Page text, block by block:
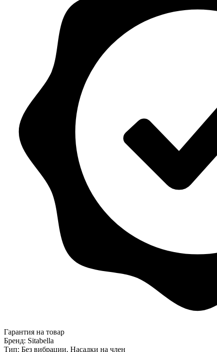
Гарантия на товар
Бренд: Sitabella
Тип: Без вибрации, Насадки на член